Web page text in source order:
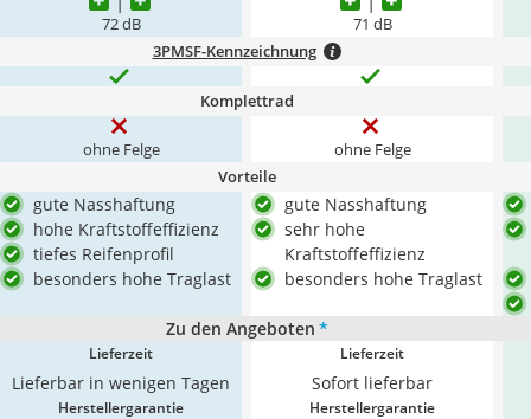
72 dB 71 dB
3PMSF-Kennzeichnung
Komplettrad
ohne Felge ohne Felge
Vorteile
gute Nasshaftung
hohe Kraftstoffeffizienz
tiefes Reifenprofil
besonders hohe Traglast
gute Nasshaftung
sehr hohe
Kraftstoffeffizienz
besonders hohe Traglast
Zu den Angeboten *
Lieferzeit
Lieferbar in wenigen Tagen
Lieferzeit
Sofort lieferbar
Herstellergarantie Herstellergarantie